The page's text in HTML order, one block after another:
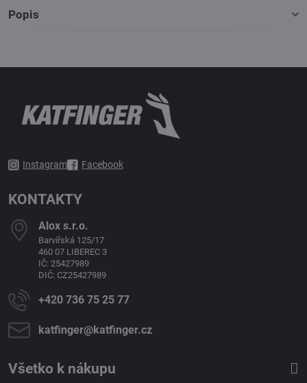
Popis
Instagram Facebook
KONTAKTY
Alox s​.r​.o​.
Barvířská 125/17
460 07 LIBEREC 3
IČ: 25427989
DIČ: CZ25427989
+420 736 75 25 77
katfinger​@katfinger​.cz
Všetko k nákupu